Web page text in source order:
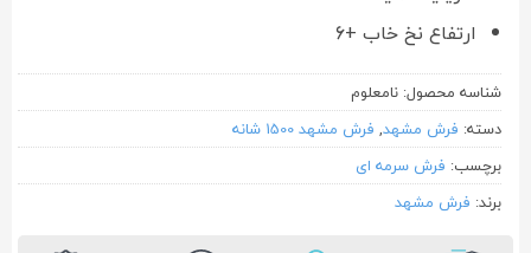
ارتفاع نخ خاب +6
شناسه محصول: نامعلوم
دسته: فرش مشهد, فرش مشهد 1500 شانه
برچسب: فرش سرمه ای
برند: فرش مشهد